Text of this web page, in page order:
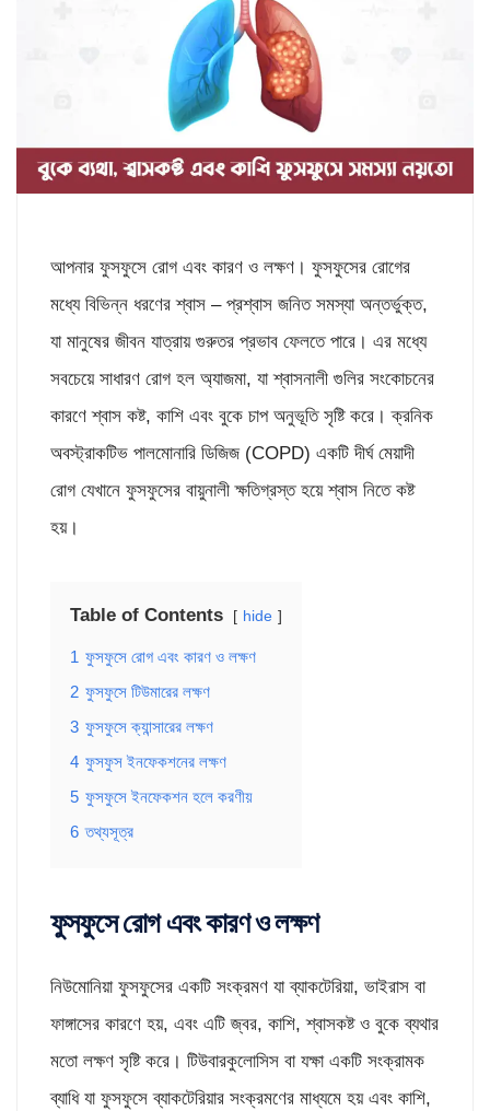
আপনার ফুসফুসে রোগ এবং কারণ ও লক্ষণ। ফুসফুসের রোগের
মধ্যে বিভিন্ন ধরণের শ্বাস – প্রশ্বাস জনিত সমস্যা অন্তর্ভুক্ত,
যা মানুষের জীবন যাত্রায় গুরুতর প্রভাব ফেলতে পারে। এর মধ্যে
সবচেয়ে সাধারণ রোগ হল অ্যাজমা, যা শ্বাসনালী গুলির সংকোচনের
কারণে শ্বাস কষ্ট, কাশি এবং বুকে চাপ অনুভূতি সৃষ্টি করে। ক্রনিক
অবস্ট্রাকটিভ পালমোনারি ডিজিজ (COPD) একটি দীর্ঘ মেয়াদী
রোগ যেখানে ফুসফুসের বায়ুনালী ক্ষতিগ্রস্ত হয়ে শ্বাস নিতে কষ্ট
হয়।
Table of Contents hide
1 ফুসফুসে রোগ এবং কারণ ও লক্ষণ
2 ফুসফুসে টিউমারের লক্ষণ
3 ফুসফুসে ক্যান্সারের লক্ষণ
4 ফুসফুস ইনফেকশনের লক্ষণ
5 ফুসফুসে ইনফেকশন হলে করণীয়
6 তথ্যসূত্র
ফুসফুসে রোগ এবং কারণ ও লক্ষণ
নিউমোনিয়া ফুসফুসের একটি সংক্রমণ যা ব্যাকটেরিয়া, ভাইরাস বা
ফাঙ্গাসের কারণে হয়, এবং এটি জ্বর, কাশি, শ্বাসকষ্ট ও বুকে ব্যথার
মতো লক্ষণ সৃষ্টি করে। টিউবারকুলোসিস বা যক্ষা একটি সংক্রামক
ব্যাধি যা ফুসফুসে ব্যাকটেরিয়ার সংক্রমণের মাধ্যমে হয় এবং কাশি,